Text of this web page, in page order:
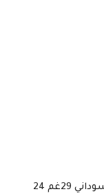
كن أول من يقيم “ايتي ويفركابتشينو بالفول السوداني 29غم 24